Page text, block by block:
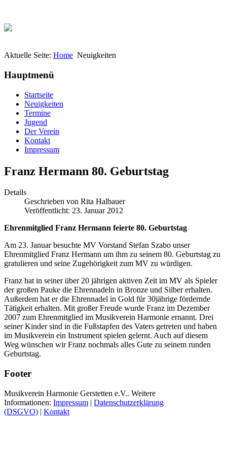
Aktuelle Seite: Home Neuigkeiten
Hauptmenü
Startseite
Neuigkeiten
Termine
Jugend
Der Verein
Kontakt
Impressum
Franz Hermann 80. Geburtstag
Details
Geschrieben von Rita Halbauer
Veröffentlicht: 23. Januar 2012
Ehrenmitglied Franz Hermann feierte 80. Geburtstag
Am 23. Januar besuchte MV Vorstand Stefan Szabo unser
Ehrenmitglied Franz Hermann um ihm zu seinem 80. Geburtstag zu
gratulieren und seine Zugehörigkeit zum MV zu würdigen.
Franz hat in seiner über 20 jährigen aktiven Zeit im MV als Spieler
der großen Pauke die Ehrennadeln in Bronze und Silber erhalten.
Außerdem hat er die Ehrennadel in Gold für 30jährige fördernde
Tätigkeit erhalten. Mit großer Freude wurde Franz im Dezember
2007 zum Ehrenmitglied im Musikverein Harmonie ernannt. Drei
seiner Kinder sind in die Fußstapfen des Vaters getreten und haben
im Musikverein ein Instrument spielen gelernt. Auch auf diesem
Weg wünschen wir Franz nochmals alles Gute zu seinem runden
Geburtstag.
Footer
Musikverein Harmonie Gerstetten e.V.. Weitere
Informationen: Impressum | Datenschutzerklärung
(DSGVO) | Kontakt